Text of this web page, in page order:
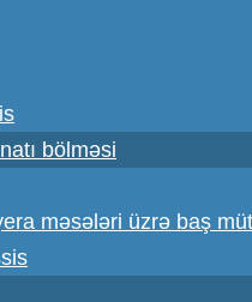
bölməsi
məsələri üzrə baş